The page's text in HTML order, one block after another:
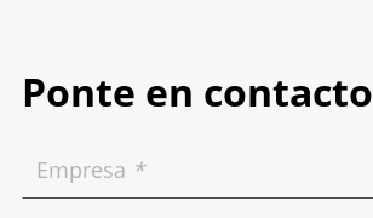
Ponte en contacto
Empresa *